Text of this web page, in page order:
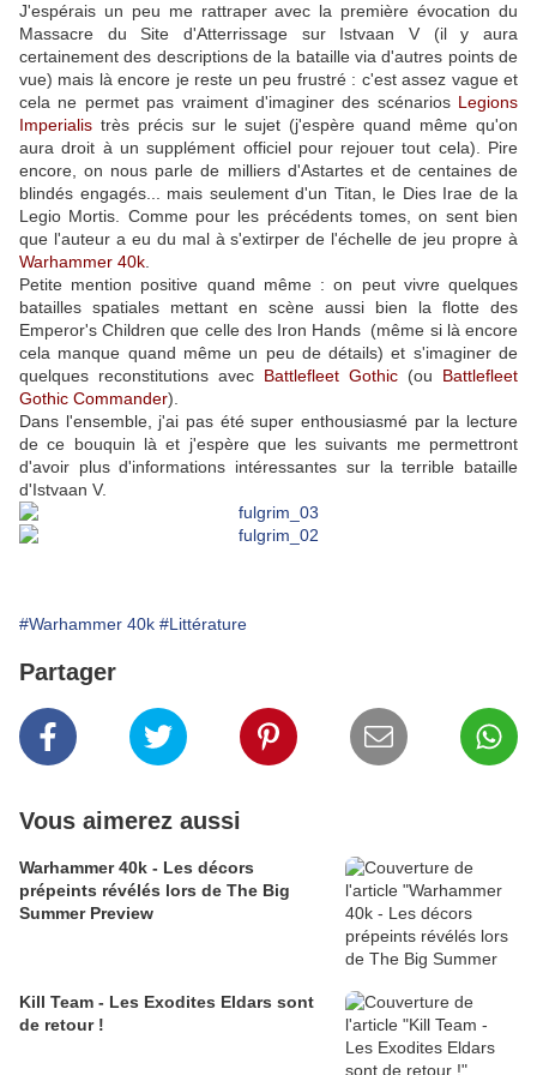
J'espérais un peu me rattraper avec la première évocation du
Massacre du Site d'Atterrissage sur Istvaan V (il y aura
certainement des descriptions de la bataille via d'autres points de
vue) mais là encore je reste un peu frustré : c'est assez vague et
cela ne permet pas vraiment d'imaginer des scénarios Legions
Imperialis très précis sur le sujet (j'espère quand même qu'on
aura droit à un supplément officiel pour rejouer tout cela). Pire
encore, on nous parle de milliers d'Astartes et de centaines de
blindés engagés... mais seulement d'un Titan, le Dies Irae de la
Legio Mortis. Comme pour les précédents tomes, on sent bien
que l'auteur a eu du mal à s'extirper de l'échelle de jeu propre à
Warhammer 40k
Petite mention positive quand même : on peut vivre quelques
batailles spatiales mettant en scène aussi bien la flotte des
Emperor's Children que celle des Iron Hands (même si là encore
cela manque quand même un peu de détails) et s'imaginer de
quelques reconstitutions avec Battlefleet Gothic (ou Battlefleet
Gothic Commander).
Dans l'ensemble, j'ai pas été super enthousiasmé par la lecture
de ce bouquin là et j'espère que les suivants me permettront
d'avoir plus d'informations intéressantes sur la terrible bataille
d'Istvaan V.
#Warhammer 40k #Littérature
Partager
Vous aimerez aussi
Warhammer 40k - Les décors
prépeints révélés lors de The Big
Summer Preview
Kill Team - Les Exodites Eldars sont
de retour !